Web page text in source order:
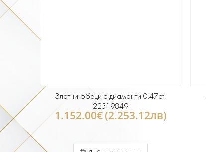
Златни обеци с диаманти 0.47ct-
22519849
1.152.00€ (2.253.12лв)